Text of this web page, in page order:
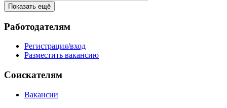
Показать ещё
Работодателям
Регистрация/вход
Разместить вакансию
Соискателям
Вакансии